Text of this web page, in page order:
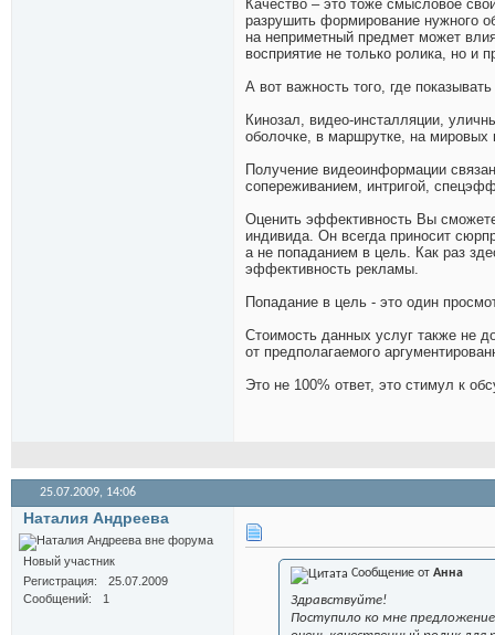
Качество – это тоже смысловое
разрушить формирование нужного
на неприметный предмет может
восприятие не только ролика, но и
А вот важность того, где
Кинозал, видео-инсталляции,
оболочке, в маршрутке, на мировых
Получение видеоинформации
сопереживанием, интригой,
Оценить эффективность Вы
индивида. Он всегда приносит
а не попаданием в цель. Как раз
эффективность рекламы.
Попадание в цель - это один
Стоимость данных услуг также не
от предполагаемого
Это не 100% ответ, это стимул к
25.07.2009, 14:06
Наталия Андреева
Новый участник
Регистрация
25.07.2009
Сообщений
1
Сообщение от Анна
Здравствуйте!
Поступило ко мне